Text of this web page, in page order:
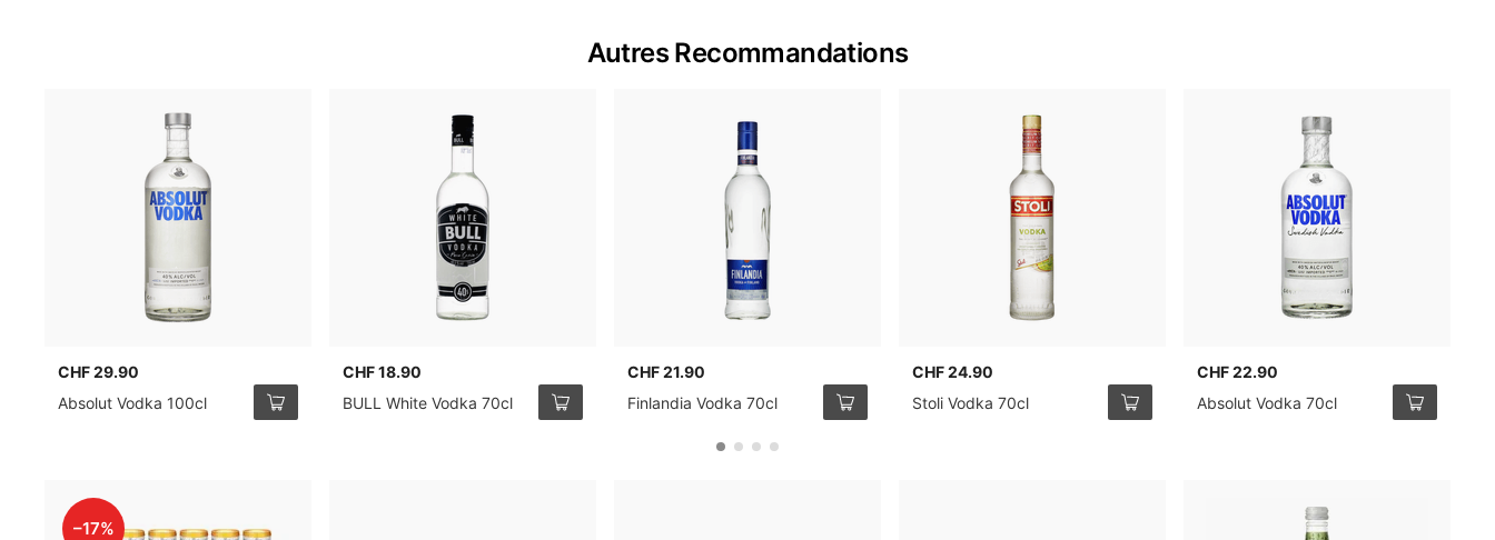
Autres Recommandations
CHF 29.90
Absolut Vodka 100cl
CHF 18.90
BULL White Vodka 70cl
CHF 21.90
Finlandia Vodka 70cl
CHF 24.90
Stoli Vodka 70cl
CHF 22.90
Absolut Vodka 70cl
–17%